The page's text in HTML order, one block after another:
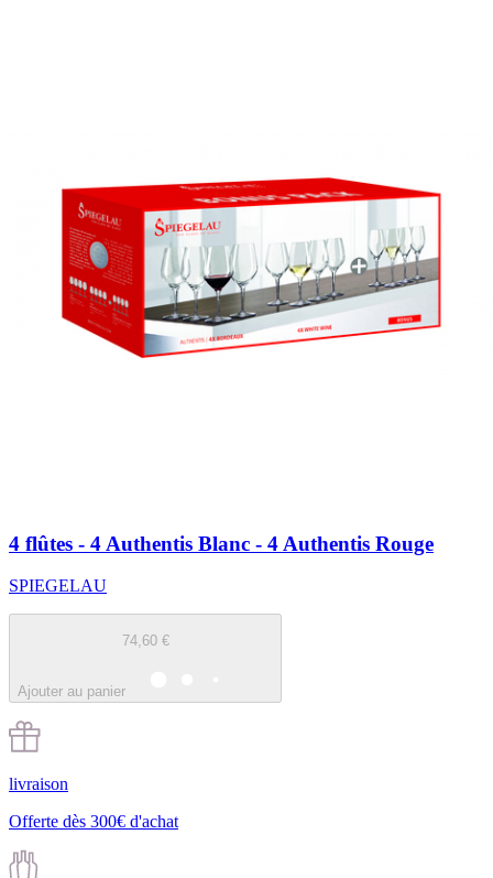
4 flûtes - 4 Authentis Blanc - 4 Authentis Rouge
SPIEGELAU
74,60 €
Ajouter au panier
livraison
Offerte dès 300€ d'achat